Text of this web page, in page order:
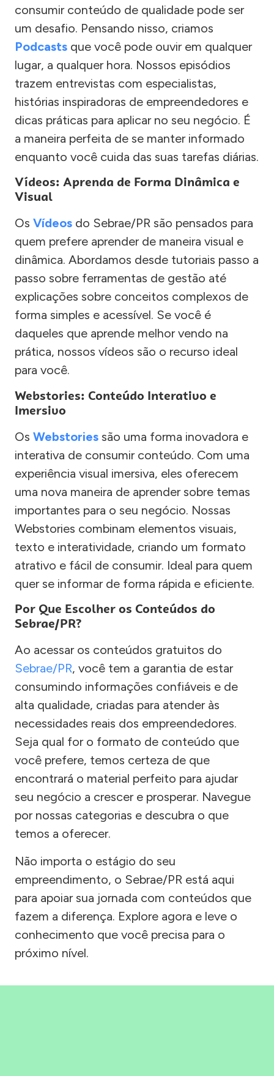
consumir conteúdo de qualidade pode ser
um desafio. Pensando nisso, criamos
Podcasts que você pode ouvir em qualquer
lugar, a qualquer hora. Nossos episódios
trazem entrevistas com especialistas,
histórias inspiradoras de empreendedores e
dicas práticas para aplicar no seu negócio. É
a maneira perfeita de se manter informado
enquanto você cuida das suas tarefas diárias.
Vídeos: Aprenda de Forma Dinâmica e
Visual
Os Vídeos do Sebrae/PR são pensados para
quem prefere aprender de maneira visual e
dinâmica. Abordamos desde tutoriais passo a
passo sobre ferramentas de gestão até
explicações sobre conceitos complexos de
forma simples e acessível. Se você é
daqueles que aprende melhor vendo na
prática, nossos vídeos são o recurso ideal
para você.
Webstories: Conteúdo Interativo e
Imersivo
Os Webstories são uma forma inovadora e
interativa de consumir conteúdo. Com uma
experiência visual imersiva, eles oferecem
uma nova maneira de aprender sobre temas
importantes para o seu negócio. Nossas
Webstories combinam elementos visuais,
texto e interatividade, criando um formato
atrativo e fácil de consumir. Ideal para quem
quer se informar de forma rápida e eficiente.
Por Que Escolher os Conteúdos do
Sebrae/PR?
Ao acessar os conteúdos gratuitos do
Sebrae/PR, você tem a garantia de estar
consumindo informações confiáveis e de
alta qualidade, criadas para atender às
necessidades reais dos empreendedores.
Seja qual for o formato de conteúdo que
você prefere, temos certeza de que
encontrará o material perfeito para ajudar
seu negócio a crescer e prosperar. Navegue
por nossas categorias e descubra o que
temos a oferecer.
Não importa o estágio do seu
empreendimento, o Sebrae/PR está aqui
para apoiar sua jornada com conteúdos que
fazem a diferença. Explore agora e leve o
conhecimento que você precisa para o
próximo nível.